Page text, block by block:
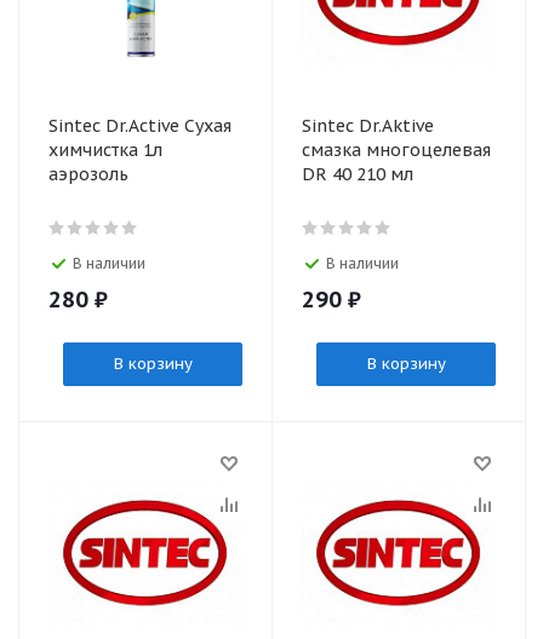
Sinteс Dr.Active Сухая
химчистка 1л
аэрозоль
В наличии
280 ₽
В корзину
Sintec Dr.Aktive
смазка многоцелевая
DR 40 210 мл
В наличии
290 ₽
В корзину